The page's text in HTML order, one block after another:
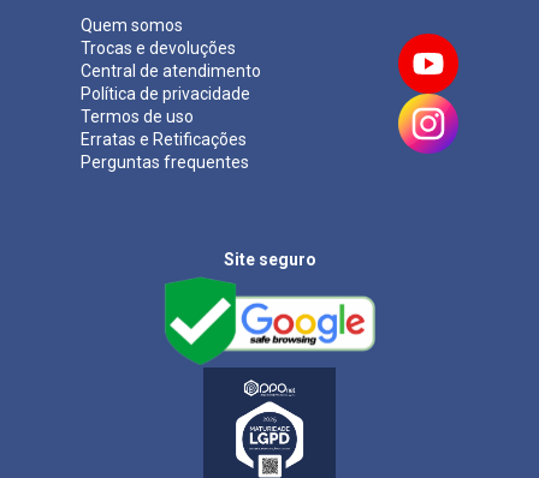
Quem somos
Trocas e devoluções
Central de atendimento
Política de privacidade
Termos de uso
Erratas e Retificações
Perguntas frequentes
Site seguro